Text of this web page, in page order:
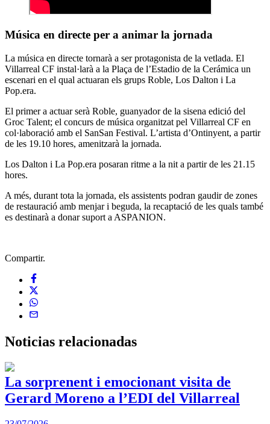
Música en directe per a animar la jornada
La música en directe tornarà a ser protagonista de la vetlada. El
Villarreal CF instal·larà a la Plaça de l’Estadio de la Cerámica un
escenari en el qual actuaran els grups Roble, Los Dalton i La
Pop.era.
El primer a actuar serà Roble, guanyador de la sisena edició del
Groc Talent; el concurs de música organitzat pel Villarreal CF en
col·laboració amb el SanSan Festival. L’artista d’Ontinyent, a partir
de les 19.10 hores, amenitzarà la jornada.
Los Dalton i La Pop.era posaran ritme a la nit a partir de les 21.15
hores.
A més, durant tota la jornada, els assistents podran gaudir de zones
de restauració amb menjar i beguda, la recaptació de les quals també
es destinarà a donar suport a ASPANION.
Compartir.
Noticias relacionadas
La sorprenent i emocionant visita de
Gerard Moreno a l’EDI del Villarreal